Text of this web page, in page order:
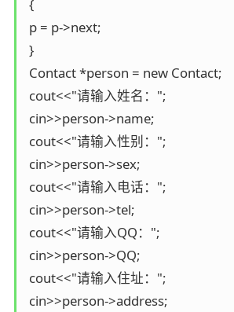
{
p = p->next;
}
Contact *person = new Contact;
cout<<"请输入姓名：";
cin>>person->name;
cout<<"请输入性别：";
cin>>person->sex;
cout<<"请输入电话：";
cin>>person->tel;
cout<<"请输入QQ：";
cin>>person->QQ;
cout<<"请输入住址：";
cin>>person->address;